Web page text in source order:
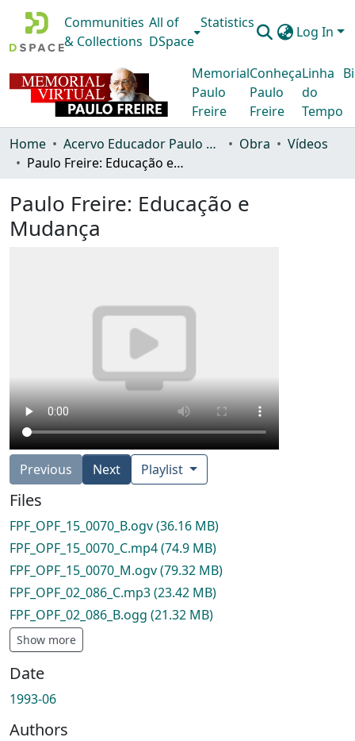
Communities
& Collections
All of
DSpace
Statistics
Log In
Memorial
Paulo
Freire
Conheça
Paulo
Freire
Linha
do
Tempo
Home Acervo Educador Paulo Freire Obra
Vídeos
Paulo Freire: Educação e Mudança
Paulo Freire: Educação e
Mudança
Previous Next Playlist
Files
FPF_OPF_15_0070_B.ogv(36.16 MB)
FPF_OPF_15_0070_C.mp4(74.9 MB)
FPF_OPF_15_0070_M.ogv(79.32 MB)
FPF_OPF_02_086_C.mp3(23.42 MB)
FPF_OPF_02_086_B.ogg (21.32 MB)
Show more
Date
1993-06
Authors